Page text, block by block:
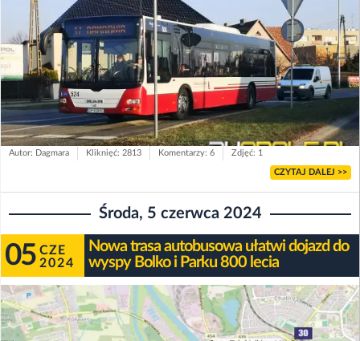
Autor: Dagmara Kliknięć: 2813 Komentarzy: 6 Zdjęć: 1
CZYTAJ DALEJ >>
Środa, 5 czerwca 2024
05 CZE
2024
Nowa trasa autobusowa ułatwi dojazd do
wyspy Bolko i Parku 800 lecia